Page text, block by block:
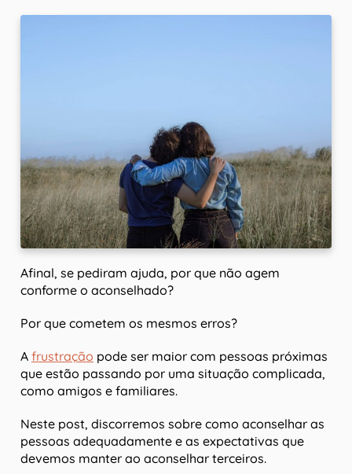
Afinal, se pediram ajuda, por que não agem
conforme o aconselhado?
Por que cometem os mesmos erros?
A frustração pode ser maior com pessoas próximas
que estão passando por uma situação complicada,
como amigos e familiares.
Neste post, discorremos sobre como aconselhar as
pessoas adequadamente e as expectativas que
devemos manter ao aconselhar terceiros.